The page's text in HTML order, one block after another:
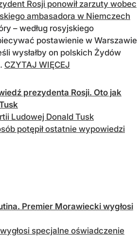
Rosji ponowił zarzuty wobec
ambasadora w Niemczech
– według rosyjskiego
postawienie w Warszawie
wysłałby on polskich Żydów
CZYTAJ WIĘCEJ
prezydenta Rosji. Oto jak
Ludowej Donald Tusk
potępił ostatnie wypowiedzi
Premier Morawiecki wygłosi
specjalne oświadczenie